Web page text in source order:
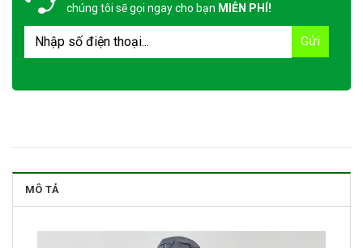
chúng tôi sẽ gọi ngay cho bạn MIỄN PHÍ!
MÔ TẢ